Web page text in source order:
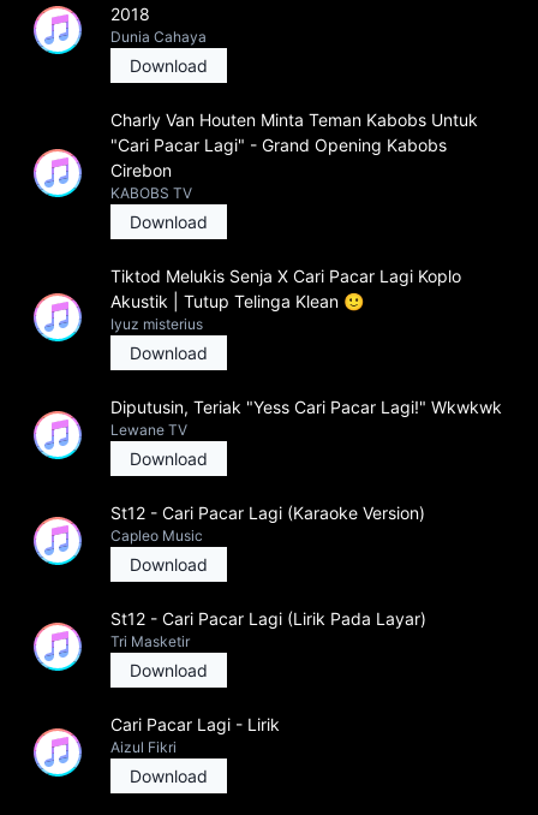
2018
Dunia Cahaya
Download
Charly Van Houten Minta Teman Kabobs Untuk
"Cari Pacar Lagi" - Grand Opening Kabobs
Cirebon
KABOBS TV
Download
Tiktod Melukis Senja X Cari Pacar Lagi Koplo
Akustik | Tutup Telinga Klean 🙂
Iyuz misterius
Download
Diputusin, Teriak "Yess Cari Pacar Lagi!" Wkwkwk
Lewane TV
Download
St12 - Cari Pacar Lagi (Karaoke Version)
Capleo Music
Download
St12 - Cari Pacar Lagi (Lirik Pada Layar)
Tri Masketir
Download
Cari Pacar Lagi - Lirik
Aizul Fikri
Download